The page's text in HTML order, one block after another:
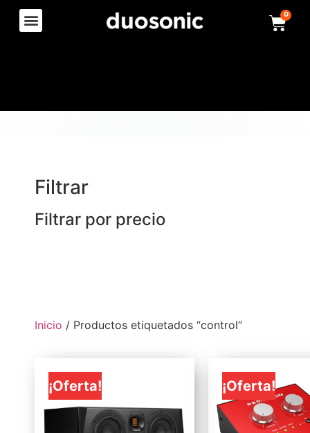
0
Filtrar
Filtrar por precio
Inicio / Productos etiquetados “control”
¡Oferta! ¡Oferta!